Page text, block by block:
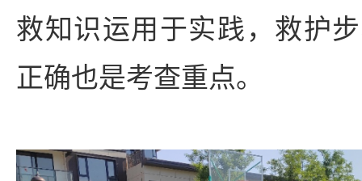
救知识运用于实践，救护
正确也是考查重点。